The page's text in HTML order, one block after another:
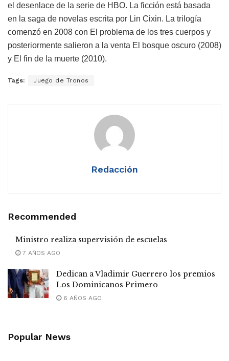
el desenlace de la serie de HBO. La ficción está basada
en la saga de novelas escrita por Lin Cixin. La trilogía
comenzó en 2008 con El problema de los tres cuerpos y
posteriormente salieron a la venta El bosque oscuro (2008)
y El fin de la muerte (2010).
Tags: Juego de Tronos
Redacción
Recommended
Ministro realiza supervisión de escuelas
7 AÑOS AGO
Dedican a Vladimir Guerrero los premios
Los Dominicanos Primero
6 AÑOS AGO
Popular News